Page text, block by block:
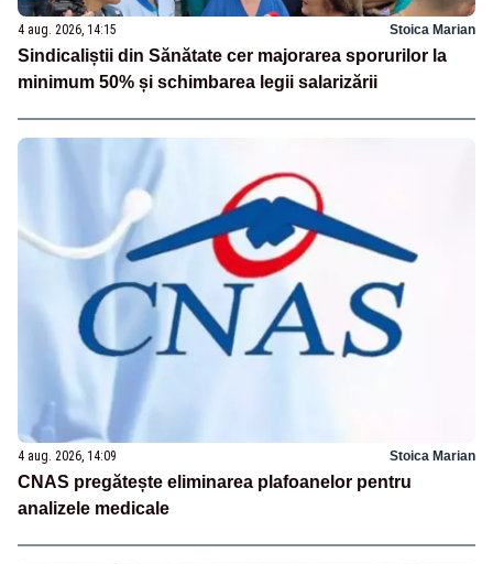
4 aug. 2026, 14:15 Stoica Marian
Sindicaliștii din Sănătate cer majorarea sporurilor la
minimum 50% și schimbarea legii salarizării
4 aug. 2026, 14:09 Stoica Marian
CNAS pregătește eliminarea plafoanelor pentru
analizele medicale